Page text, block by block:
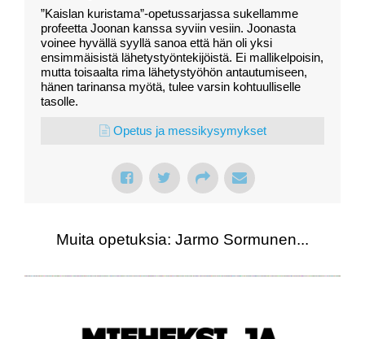
”Kaislan kuristama”-opetussarjassa sukellamme
profeetta Joonan kanssa syviin vesiin. Joonasta
voinee hyvällä syyllä sanoa että hän oli yksi
ensimmäisistä lähetystyöntekijöistä. Ei mallikelpoisin,
mutta toisaalta rima lähetystyöhön antautumiseen,
hänen tarinansa myötä, tulee varsin kohtuulliselle
tasolle.
Opetus ja messikysymykset
Muita opetuksia: Jarmo Sormunen...